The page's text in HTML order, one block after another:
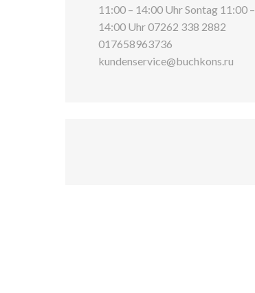
11:00 – 14:00 Uhr Sontag 11:00 –
14:00 Uhr 07262 338 2882
017658963736
kundenservice@buchkons.ru